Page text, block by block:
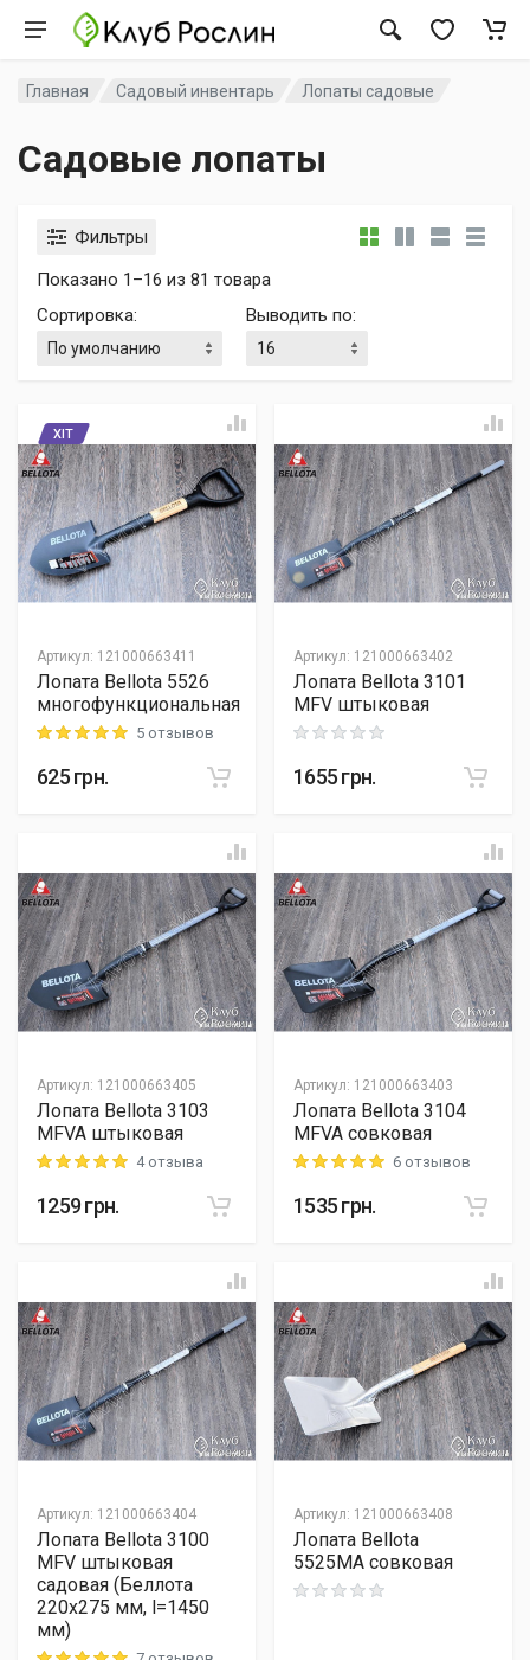
Главная Садовый инвентарь Лопаты садовые
Садовые лопаты
Фильтры
Показано 1–16 из 81 товара
Сортировка: Выводить по:
Артикул: 121000663411
ХІТ
Лопата Bellota 5526
многофункциональная
Rating: 5 out of 55 отзывов
625грн.
Артикул: 121000663402
Лопата Bellota 3101
MFV штыковая
Rating: 0 out of 5
1655грн.
Артикул: 121000663405
Лопата Bellota 3103
MFVA штыковая
Rating: 5 out of 54 отзыва
1259грн.
Артикул: 121000663403
Лопата Bellota 3104
MFVA совковая
Rating: 5 out of 56 отзывов
1535грн.
Артикул: 121000663404
Лопата Bellota 3100
MFV штыковая
садовая (Беллота
220х275 мм, l=1450
мм)
Артикул: 121000663408
Лопата Bellota
5525MA совковая
Rating: 0 out of 5